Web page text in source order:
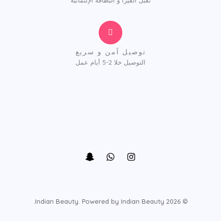
توصيل آمن و سريع
التوصيل خلا 2-5 أيام عمل
© 2026 Indian Beauty. Powered by Indian Beauty.